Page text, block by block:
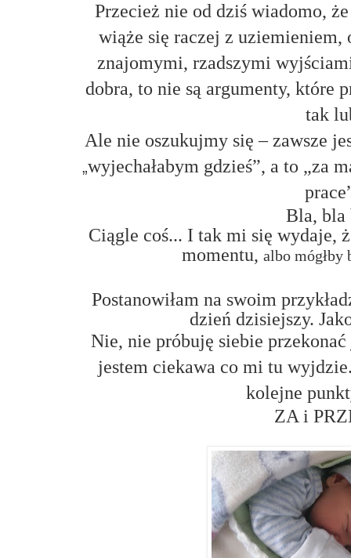
Przecież nie od dziś wiadomo,
wiąże się raczej z
znajomymi, rzadszymi
dobra, to nie są argumenty, które
tak
Ale nie oszukujmy się – zawsze
„wyjechałabym gdzieś”, a to „za
Bla, bla
Ciągle coś... I tak mi się wydaje,
momentu,albo
Postanowiłam na swoim
dzień dzisiejszy.
Nie, nie próbuję siebie
jestem ciekawa co mi tu
kolejne
ZA i